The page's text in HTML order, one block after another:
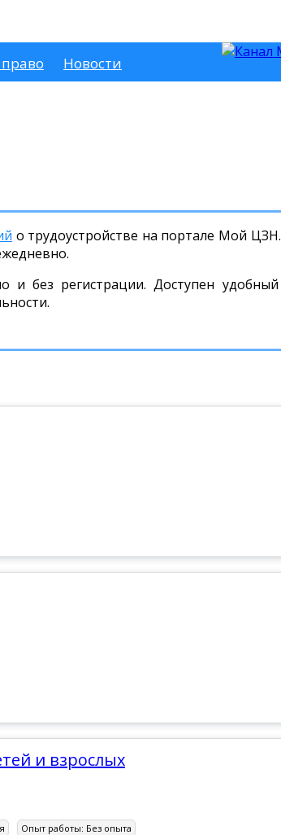
Новости
о трудоустройстве на портале Мой
и без регистрации. Доступен
и взрослых
Опыт работы: Без опыта